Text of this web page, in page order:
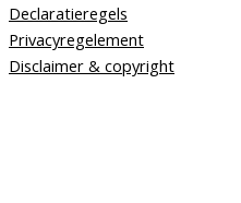
Declaratieregels
Privacyregelement
Disclaimer & copyright